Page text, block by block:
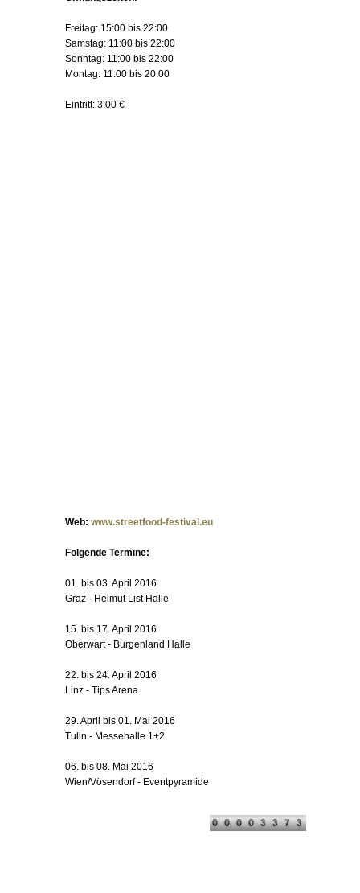
Freitag: 15:00 bis 22:00
Samstag: 11:00 bis 22:00
Sonntag: 11:00 bis 22:00
Montag: 11:00 bis 20:00
Eintritt: 3,00 €
Web: www.streetfood-festival.eu
Folgende Termine:
01. bis 03. April 2016
Graz - Helmut List Halle
15. bis 17. April 2016
Oberwart - Burgenland Halle
22. bis 24. April 2016
Linz - Tips Arena
29. April bis 01. Mai 2016
Tulln - Messehalle 1+2
06. bis 08. Mai 2016
Wien/Vösendorf - Eventpyramide